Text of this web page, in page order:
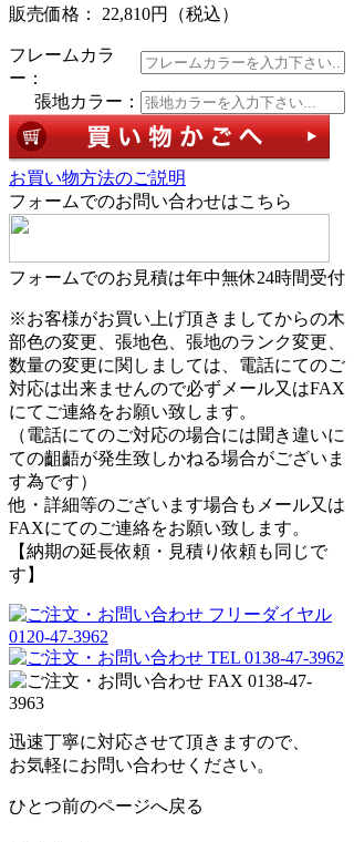
販売価格： 22,810円 （税込）
フレームカラ
ー：
張地カラー：
お買い物方法のご説明
フォームでのお問い合わせはこちら
フォームでのお見積は年中無休24時間受付
※お客様がお買い上げ頂きましてからの木
部色の変更、張地色、張地のランク変更、
数量の変更に関しましては、電話にてのご
対応は出来ませんので必ずメール又はFAX
にてご連絡をお願い致します。
（電話にてのご対応の場合には聞き違いに
ての齟齬が発生致しかねる場合がございま
す為です）
他・詳細等のございます場合もメール又は
FAXにてのご連絡をお願い致します。
【納期の延長依頼・見積り依頼も同じで
す】
迅速丁寧に対応させて頂きますので、
お気軽にお問い合わせください。
ひとつ前のページへ戻る